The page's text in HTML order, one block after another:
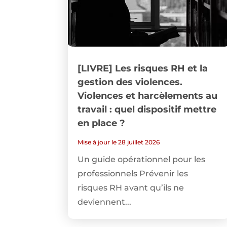
[LIVRE] Les risques RH et la
gestion des violences.
Violences et harcèlements au
travail : quel dispositif mettre
en place ?
Mise à jour le 28 juillet 2026
Un guide opérationnel pour les
professionnels Prévenir les
risques RH avant qu’ils ne
deviennent...